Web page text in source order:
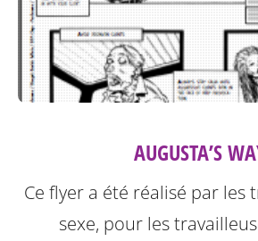
AUGUSTA’S
Ce flyer a été réalisé par les
sexe, pour les